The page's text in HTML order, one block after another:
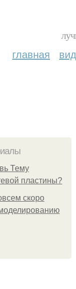
главная
Тему
пластины?
скоро